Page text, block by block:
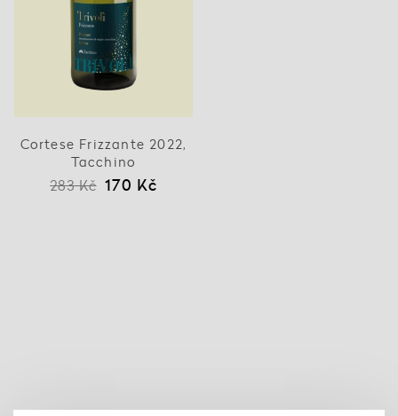
Cortese Frizzante 2022,
Tacchino
283 Kč 170 Kč